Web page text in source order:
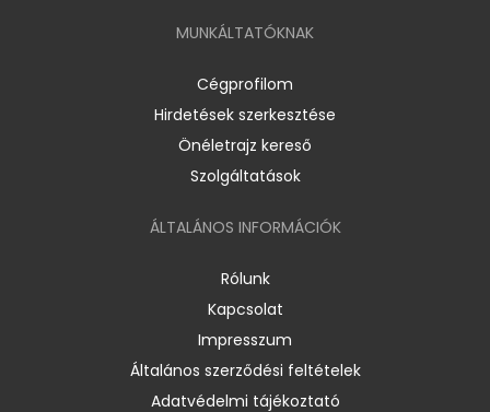
MUNKÁLTATÓKNAK
Cégprofilom
Hirdetések szerkesztése
Önéletrajz kereső
Szolgáltatások
ÁLTALÁNOS INFORMÁCIÓK
Rólunk
Kapcsolat
Impresszum
Általános szerződési feltételek
Adatvédelmi tájékoztató